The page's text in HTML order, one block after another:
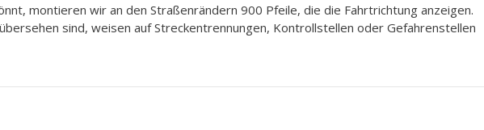
montieren wir an den Straßenrändern 900 Pfeile, die die Fahrtrichtung anzeigen.
sind, weisen auf Streckentrennungen, Kontrollstellen oder Gefahrenstellen